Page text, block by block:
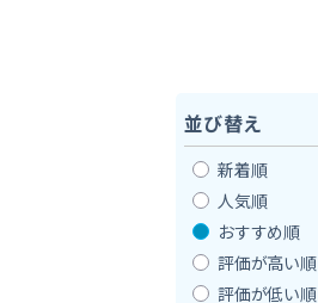
並び替え
新着順
人気順
おすすめ順
評価が高い順
評価が低い順